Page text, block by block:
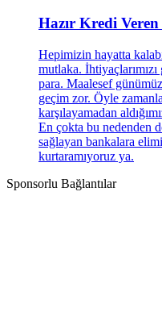
Hazır Kredi
Hepimizin hayatta
mutlaka.
para. Maalesef
geçim zor. Öyle
karşılayamadan
En çokta bu nedenden
sağlayan bankalara
kurtaramıyoruz ya.
Sponsorlu Bağlantılar